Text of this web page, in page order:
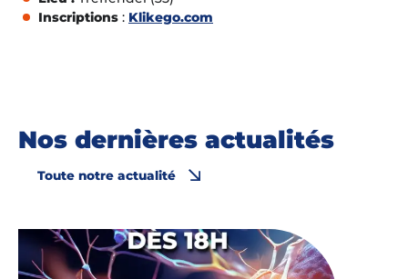
Inscriptions : Klikego.com
Nos dernières actualités
Toute notre actualité